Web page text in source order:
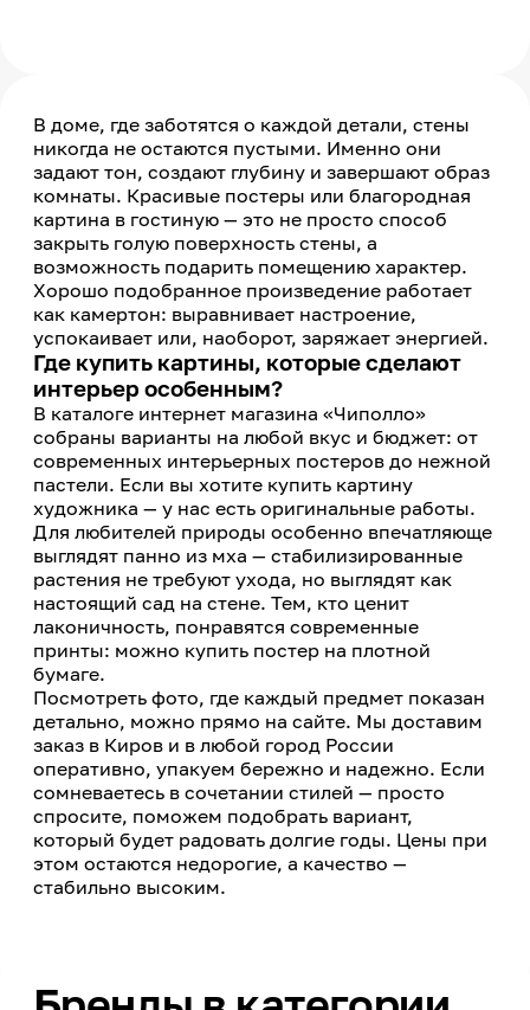
В доме, где заботятся о каждой детали, стены
никогда не остаются пустыми. Именно они
задают тон, создают глубину и завершают образ
комнаты. Красивые постеры или благородная
картина в гостиную — это не просто способ
закрыть голую поверхность стены, а
возможность подарить помещению характер.
Хорошо подобранное произведение работает
как камертон: выравнивает настроение,
успокаивает или, наоборот, заряжает энергией.
Где купить картины, которые сделают
интерьер особенным?
В каталоге интернет магазина «Чиполло»
собраны варианты на любой вкус и бюджет: от
современных интерьерных постеров до нежной
пастели. Если вы хотите купить картину
художника — у нас есть оригинальные работы.
Для любителей природы особенно впечатляюще
выглядят панно из мха — стабилизированные
растения не требуют ухода, но выглядят как
настоящий сад на стене. Тем, кто ценит
лаконичность, понравятся современные
принты: можно купить постер на плотной
бумаге.
Посмотреть фото, где каждый предмет показан
детально, можно прямо на сайте. Мы доставим
заказ в Киров и в любой город России
оперативно, упакуем бережно и надежно. Если
сомневаетесь в сочетании стилей — просто
спросите, поможем подобрать вариант,
который будет радовать долгие годы. Цены при
этом остаются недорогие, а качество —
стабильно высоким.